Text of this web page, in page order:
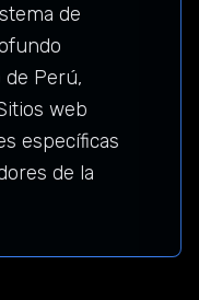
de
Perú,
web
específicas
de la